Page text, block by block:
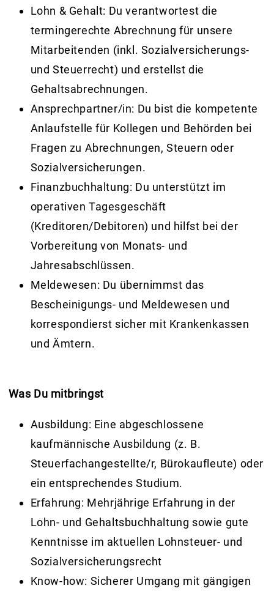
Lohn & Gehalt: Du verantwortest die
termingerechte Abrechnung für unsere
Mitarbeitenden (inkl. Sozialversicherungs-
und Steuerrecht) und erstellst die
Gehaltsabrechnungen.
Ansprechpartner/in: Du bist die kompetente
Anlaufstelle für Kollegen und Behörden bei
Fragen zu Abrechnungen, Steuern oder
Sozialversicherungen.
Finanzbuchhaltung: Du unterstützt im
operativen Tagesgeschäft
(Kreditoren/Debitoren) und hilfst bei der
Vorbereitung von Monats- und
Jahresabschlüssen.
Meldewesen: Du übernimmst das
Bescheinigungs- und Meldewesen und
korrespondierst sicher mit Krankenkassen
und Ämtern.
Was Du mitbringst
Ausbildung: Eine abgeschlossene
kaufmännische Ausbildung (z. B.
Steuerfachangestellte/r, Bürokaufleute) oder
ein entsprechendes Studium.
Erfahrung: Mehrjährige Erfahrung in der
Lohn- und Gehaltsbuchhaltung sowie gute
Kenntnisse im aktuellen Lohnsteuer- und
Sozialversicherungsrecht
Know-how: Sicherer Umgang mit gängigen